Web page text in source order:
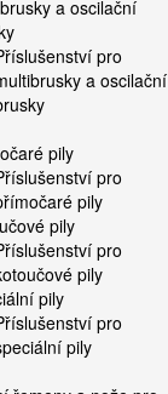
a oscilační
pro
a oscilační
pily
pro
pily
pily
pro
pily
pily
pro
pily